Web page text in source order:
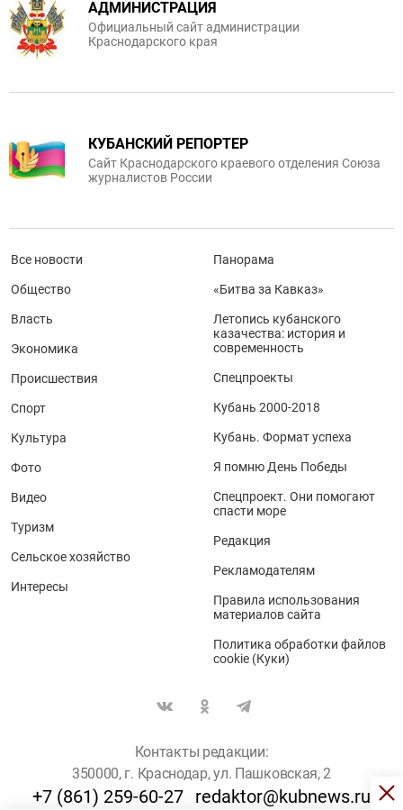
АДМИНИСТРАЦИЯ
Официальный сайт администрации
Краснодарского края
КУБАНСКИЙ РЕПОРТЕР
Сайт Краснодарского краевого отделения Союза
журналистов России
Все новости
Общество
Власть
Экономика
Происшествия
Спорт
Культура
Фото
Видео
Туризм
Сельское хозяйство
Интересы
Панорама
«Битва за Кавказ»
Летопись кубанского
казачества: история и
современность
Спецпроекты
Кубань 2000-2018
Кубань. Формат успеха
Я помню День Победы
Спецпроект. Они помогают
спасти море
Редакция
Рекламодателям
Правила использования
материалов сайта
Политика обработки файлов
cookie (Куки)
Контакты редакции:
350000, г. Краснодар, ул. Пашковская, 2
+7 (861) 259-60-27 redaktor@kubnews.ru